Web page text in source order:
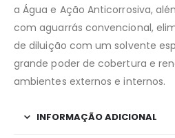
a Água e Ação Anticorrosiva,
com aguarrás convencional,
de diluição com um solvente
grande poder de cobertura e
ambientes externos e internos.
INFORMAÇÃO ADICIONAL